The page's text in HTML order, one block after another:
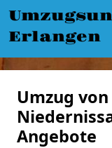
Erlangen
Umzug
Angebote